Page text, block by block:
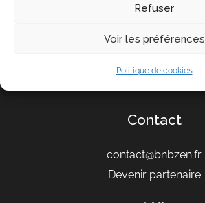
Refuser
Voir les préférences
Politique de cookies
Liens importants
À propos de Bnbzen
Contact
contact@bnbzen.fr
Devenir partenaire